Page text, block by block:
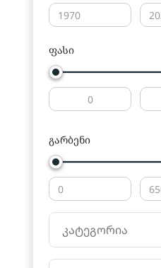
ფასი
გარბენი
კატეგორია